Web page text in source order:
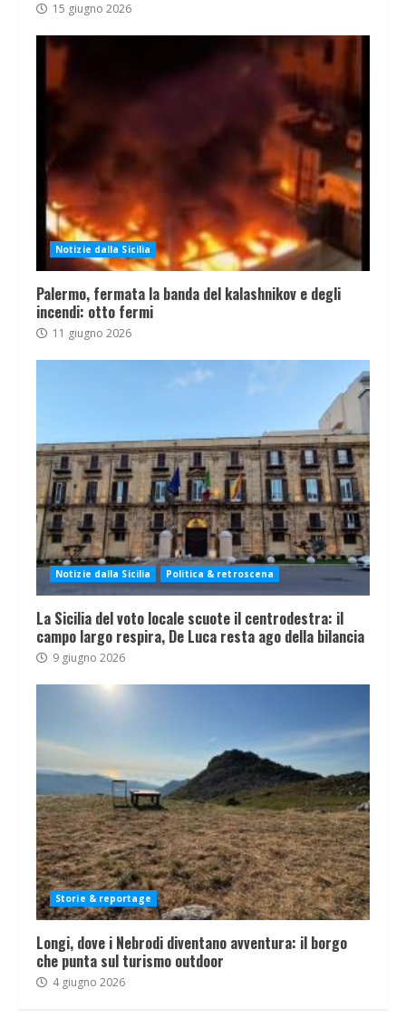
15 giugno 2026
Notizie dalla Sicilia
Palermo, fermata la banda del kalashnikov e degli
incendi: otto fermi
11 giugno 2026
Notizie dalla Sicilia Politica & retroscena
La Sicilia del voto locale scuote il centrodestra: il
campo largo respira, De Luca resta ago della bilancia
9 giugno 2026
Storie & reportage
Longi, dove i Nebrodi diventano avventura: il borgo
che punta sul turismo outdoor
4 giugno 2026